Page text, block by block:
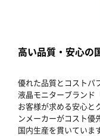
高い品質・安心の
優れた品質とコストパ
液晶モニターブランド
お客様が求める安心と
ンメーカーがコスト優
国内生産を貫いていま